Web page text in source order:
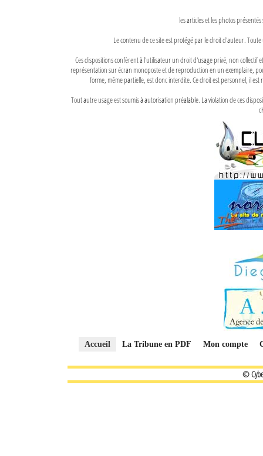
les articles et les photos
Le contenu de ce site est protégé par le droit d'auteur.
Ces dispositions confèrent à l'utilisateur un droit d'usage privé, non
représentation sur écran monoposte et de reproduction en un exemplaire,
forme, même partielle, est donc interdite. Ce droit est personnel, il
Tout autre usage est soumis à autorisation préalable. La violation de ces
Accueil La Tribune en PDF Mon compte
©